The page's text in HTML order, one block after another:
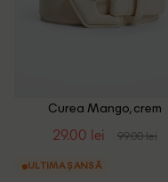
Curea Mango, crem
29.00 lei 99.00 lei
ULTIMA ȘANSĂ